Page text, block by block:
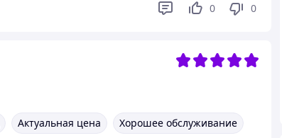
0 0
Актуальная цена Хорошее обслуживание